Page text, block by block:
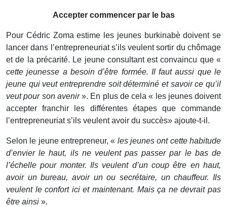
Accepter commencer par le bas
Pour Cédric Zoma estime les jeunes burkinabè doivent se
lancer dans l’entrepreneuriat s’ils veulent sortir du chômage
et de la précarité. Le jeune consultant est convaincu que «
cette jeunesse a besoin d’être formée. Il faut aussi que le
jeune qui veut entreprendre soit déterminé et savoir ce qu’il
veut pour son avenir». En plus de cela « les jeunes doivent
accepter franchir les différentes étapes que commande
l’entrepreneuriat s’ils veulent avoir du succès» ajoute-t-il.
Selon le jeune entrepreneur, « les jeunes ont cette habitude
d’envier le haut, ils ne veulent pas passer par le bas de
l’échelle pour monter. Ils veulent d’un coup être en haut,
avoir un bureau, avoir un ou secrétaire, un chauffeur. Ils
veulent le confort ici et maintenant. Mais ça ne devrait pas
être ainsi ».